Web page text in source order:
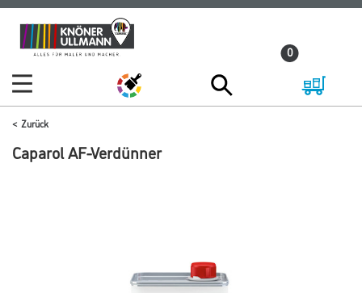
Zum
Inhalt
Zum
Navigationsmenü
0
Zurück
Caparol AF-Verdünner